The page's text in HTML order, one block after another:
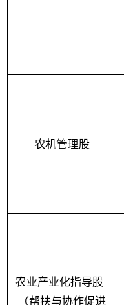
农机管理股
农业产业化指导股
（帮扶与协作促进